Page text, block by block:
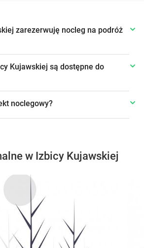
zarezerwuję nocleg na podróż
Kujawskiej są dostępne do
noclegowy?
w Izbicy Kujawskiej